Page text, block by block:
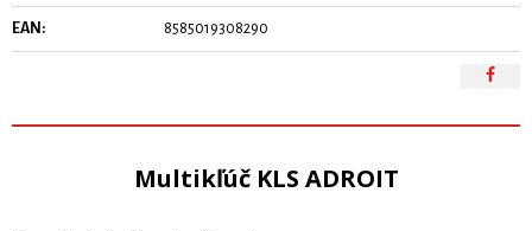
EAN: 8585019308290
Multikľúč KLS ADROIT